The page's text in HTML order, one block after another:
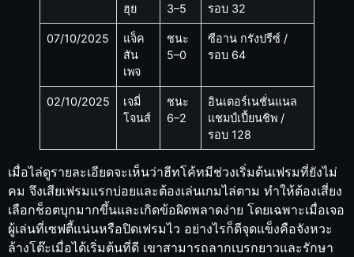
ฮุย
3–5
รอบ 32
07/10/2025
แจ็ค
สัน
เพจ
ชนะ
5–0
ซีอาน กรังปรีซ์ /
รอบ 64
02/10/2025
เจมี่
โจนส์
ชนะ
6–2
อินเตอร์เนชั่นแนล
แชมป์เปี้ยนชิพ /
รอบ 128
เมื่อไล่ดูรายละเอียดจะเห็นว่าฮีทโค้ทมีช่วงเริ่มต้นเฟรมที่ยังไม่
คม จึงเสียเฟรมแรกบ่อยและต้องเล่นเกมไล่ตาม ทำให้ต้องเสี่ยง
เลือกช็อตบุกมากขึ้นและเกิดข้อผิดพลาดง่าย โดยเฉพาะเมื่อเจอ
ผู้เล่นที่เซฟตี้แน่นหรือปิดเฟรมไว อย่างไรก็ดีจุดแข็งคือจังหวะ
ล้างโต๊ะเมื่อได้เริ่มต้นที่ดี เขาสามารถลากเบรกยาวและรักษา